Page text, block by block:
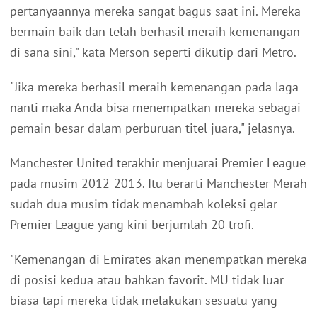
pertanyaannya mereka sangat bagus saat ini. Mereka
bermain baik dan telah berhasil meraih kemenangan
di sana sini," kata Merson seperti dikutip dari Metro.
"Jika mereka berhasil meraih kemenangan pada laga
nanti maka Anda bisa menempatkan mereka sebagai
pemain besar dalam perburuan titel juara," jelasnya.
Manchester United terakhir menjuarai Premier League
pada musim 2012-2013. Itu berarti Manchester Merah
sudah dua musim tidak menambah koleksi gelar
Premier League yang kini berjumlah 20 trofi.
"Kemenangan di Emirates akan menempatkan mereka
di posisi kedua atau bahkan favorit. MU tidak luar
biasa tapi mereka tidak melakukan sesuatu yang